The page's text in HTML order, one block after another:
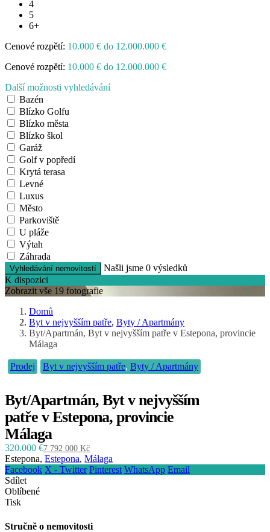
4
5
6+
Cenové rozpětí: 10.000 € do 12.000.000 €
Cenové rozpětí: 10.000 € do 12.000.000 €
Další možnosti vyhledávání
Bazén
Blízko Golfu
Blízko města
Blízko škol
Garáž
Golf v popředí
Krytá terasa
Levné
Luxus
Město
Parkoviště
U pláže
Výtah
Záhrada
Vyhledávání nemovitostí Našli jsme0 výsledků
K dispozici
Zobrazit vše 19 fotografie
Domů
Byt v nejvyšším patře,Byty / Apartmány
Byt/Apartmán, Byt v nejvyšším patře v Estepona, provincie
Málaga
Prodej Byt v nejvyšším patře,Byty / Apartmány
Byt/Apartmán, Byt v nejvyšším
patře v Estepona, provincie
Málaga
320.000 €7 792 000 Kč
Estepona,Estepona,Málaga
Facebook X - Twitter Pinterest WhatsApp Email
Sdílet
Oblíbené
Tisk
Stručně o nemovitosti